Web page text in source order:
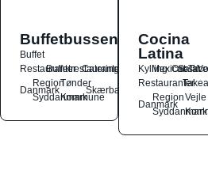
Buffetbussen
Buffet
Restauranter
Buffetrestauranter
Catering
Danmark
Region
Syddanmark
Tønder
Kommune
Skærbæk
Cocina
Latina
Kylling
Mexicansk
OstSalat
Taco
Restauranter
Danmark
Region
Syddanmark
Vejle